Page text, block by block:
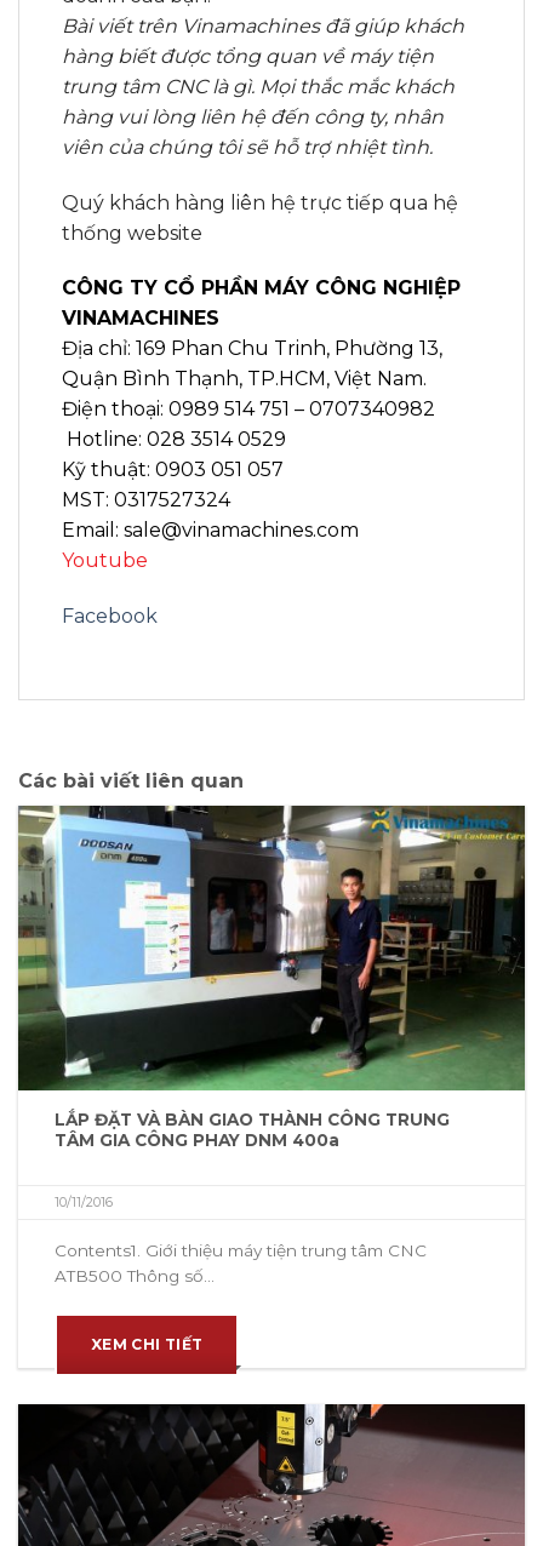
Bài viết trên Vinamachines đã giúp khách
hàng biết được tổng quan về máy tiện
trung tâm CNC là gì. Mọi thắc mắc khách
hàng vui lòng liên hệ đến công ty, nhân
viên của chúng tôi sẽ hỗ trợ nhiệt tình.
Quý khách hàng liên hệ trực tiếp qua hệ
thống website
CÔNG TY CỔ PHẦN MÁY CÔNG NGHIỆP
VINAMACHINES
Địa chỉ: 169 Phan Chu Trinh, Phường 13,
Quận Bình Thạnh, TP.HCM, Việt Nam.
Điện thoại: 0989 514 751 – 0707340982
Hotline: 028 3514 0529
Kỹ thuật: 0903 051 057
MST: 0317527324
Email: sale@vinamachines.com
Youtube
Facebook
Các bài viết liên quan
LẮP ĐẶT VÀ BÀN GIAO THÀNH CÔNG TRUNG
TÂM GIA CÔNG PHAY DNM 400a
10/11/2016
Contents1. Giới thiệu máy tiện trung tâm CNC
ATB500 Thông số...
XEM CHI TIẾT